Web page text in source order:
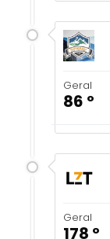
Geral
86 º
Geral
178 º